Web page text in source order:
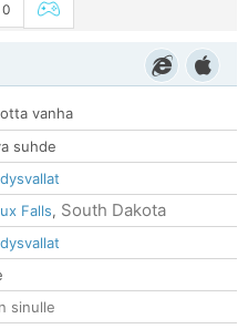
0
vanha
suhde
Falls, South Dakota
sinulle